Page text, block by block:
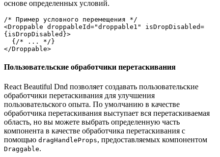
основе определенных условий.
/* Пример условного перемещения */
<Droppable droppableId="droppable1" isDropDisabled=
{isDropDisabled}>
  {/* ... */}
</Droppable>
Пользовательские обработчики перетаскивания
React Beautiful Dnd позволяет создавать пользовательские
обработчики перетаскивания для улучшения
пользовательского опыта. По умолчанию в качестве
обработчика перетаскивания выступает вся перетаскиваемая
область, но вы можете выбрать определенную часть
компонента в качестве обработчика перетаскивания с
помощью dragHandleProps, предоставляемых компонентом
Draggable.